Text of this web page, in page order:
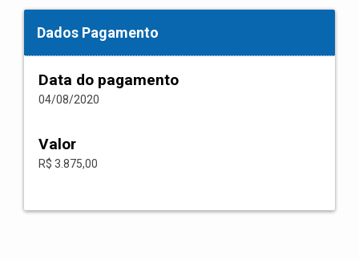
Dados Pagamento
Data do pagamento
04/08/2020
Valor
R$ 3.875,00